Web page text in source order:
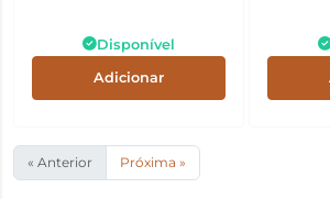
Disponível
Adicionar
« Anterior Próxima »